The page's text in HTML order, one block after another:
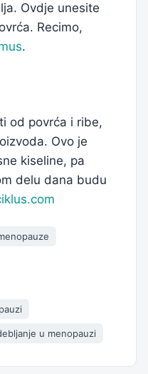
Ovdje unesite
Recimo,
.
od povrća i ribe,
Ovo je
kiseline, pa
delu dana budu
u menopauzi